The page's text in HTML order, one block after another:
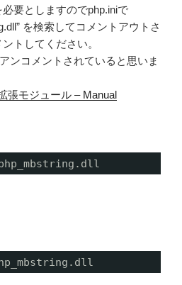
要としますのでphp.iniで
を検索してコメントアウトさ
トしてください。
ンコメントされていると思いま
張モジュール – Manual